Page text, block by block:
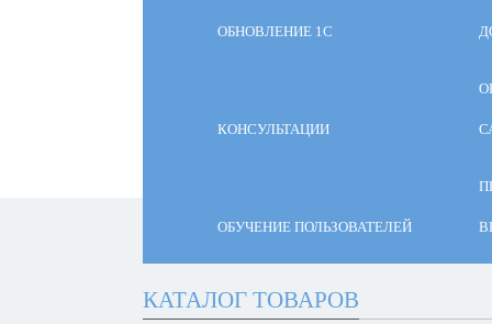
ОБНОВЛЕНИЕ 1С
КОНСУЛЬТАЦИИ
ОБУЧЕНИЕ ПОЛЬЗОВАТЕЛЕЙ
КАТАЛОГ ТОВАРОВ